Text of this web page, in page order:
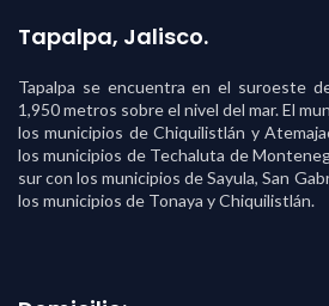
Tapalpa, Jalisco.
Tapalpa se encuentra en el suroeste
1,950 metros sobre el nivel del mar. El
los municipios de Chiquilistlán y
los municipios de Techaluta de
sur con los municipios de Sayula, San
los municipios de Tonaya y Chiquilistlán.